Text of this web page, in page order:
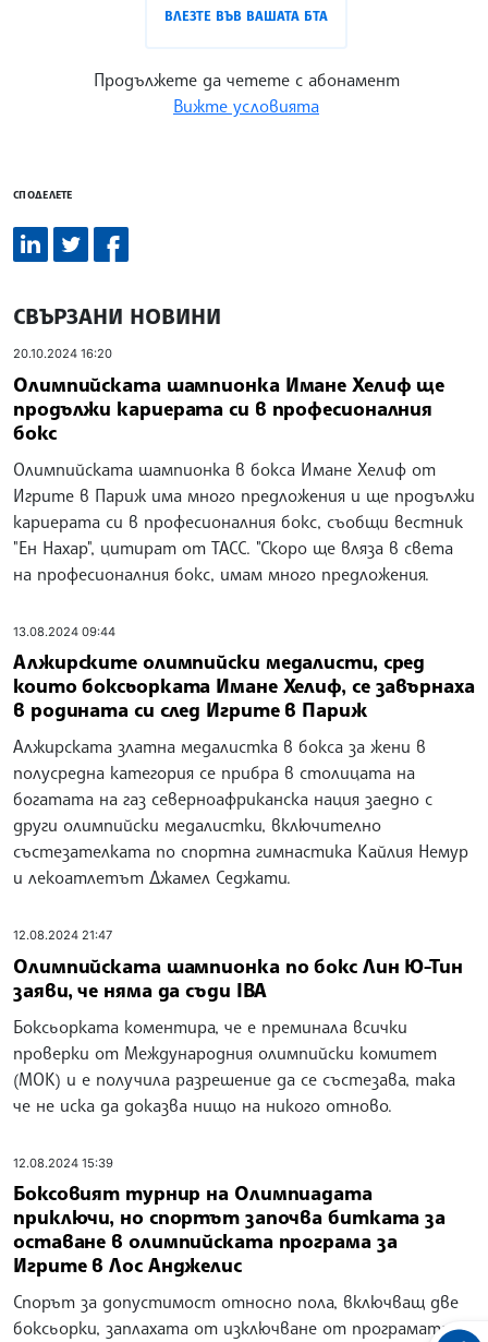
ВЛЕЗТЕ ВЪВ ВАШАТА БТА
Продължете да четете с абонамент
Вижте условията
СПОДЕЛЕТЕ
СВЪРЗАНИ НОВИНИ
20.10.2024 16:20
Олимпийската шампионка Имане Хелиф ще
продължи кариерата си в професионалния
бокс
Олимпийската шампионка в бокса Имане Хелиф от
Игрите в Париж има много предложения и ще продължи
кариерата си в професионалния бокс, съобщи вестник
"Ен Нахар", цитират от ТАСС. "Скоро ще вляза в света
на професионалния бокс, имам много предложения.
13.08.2024 09:44
Алжирските олимпийски медалисти, сред
които боксьорката Имане Хелиф, се завърнаха
в родината си след Игрите в Париж
Алжирската златна медалистка в бокса за жени в
полусредна категория се прибра в столицата на
богатата на газ северноафриканска нация заедно с
други олимпийски медалистки, включително
състезателката по спортна гимнастика Кайлия Немур
и лекоатлетът Джамел Седжати.
12.08.2024 21:47
Олимпийската шампионка по бокс Лин Ю-Тин
заяви, че няма да съди IBA
Боксьорката коментира, че е преминала всички
проверки от Международния олимпийски комитет
(МОК) и е получила разрешение да се състезава, така
че не иска да доказва нищо на никого отново.
12.08.2024 15:39
Боксовият турнир на Олимпиадата
приключи, но спортът започва битката за
оставане в олимпийската програма за
Игрите в Лос Анджелис
Спорът за допустимост относно пола, включващ две
боксьорки, заплахата от изключване от програмата на